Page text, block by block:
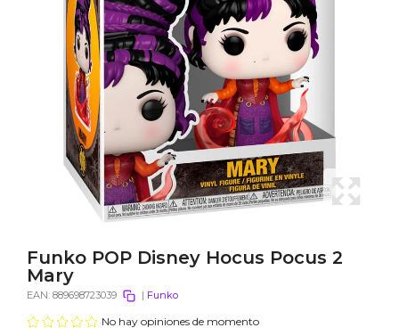
Funko POP Disney Hocus Pocus 2
Mary
EAN: 889698723039 | Funko
No hay opiniones de momento